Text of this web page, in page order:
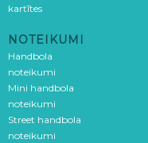
kartītes
NOTEIKUMI
Handbola
noteikumi
Mini handbola
noteikumi
Street handbola
noteikumi